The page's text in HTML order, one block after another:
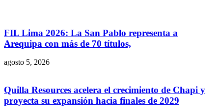
FIL Lima 2026: La San Pablo representa a
Arequipa con más de 70 títulos,
agosto 5, 2026
Quilla Resources acelera el crecimiento de Chapi y
proyecta su expansión hacia finales de 2029